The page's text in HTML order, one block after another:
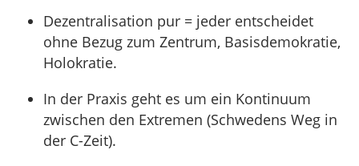
Dezentralisation pur = jeder entscheidet
ohne Bezug zum Zentrum, Basisdemokratie,
Holokratie.
In der Praxis geht es um ein Kontinuum
zwischen den Extremen (Schwedens Weg in
der C-Zeit).